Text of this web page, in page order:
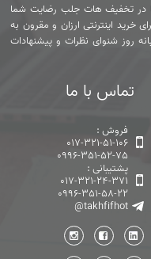
تخفیف هات جلب رضایت شما
خرید اینترنتی ارزان و مقرون به
روز شنوای نظرات و پیشنهادات
تماس با ما
فروش :
017-321-51-106
0996-351-52-75
پشتیبانی :
017-321-24-371
0996-351-58-22
@takhfifhot